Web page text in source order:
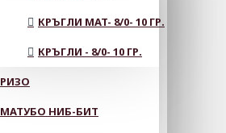
КРЪГЛИ MAT- 8/0- 10 ГР.
КРЪГЛИ - 8/0- 10 ГР.
РИЗО
МАТУБО НИБ-БИТ